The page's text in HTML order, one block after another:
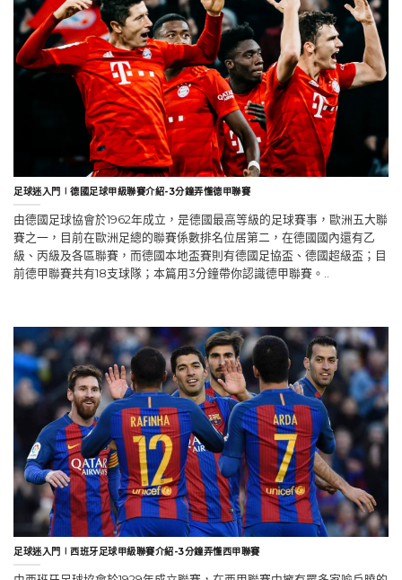
由德國足球協會於1962年成立，是德國最高等級的足球賽事，歐洲五大聯
賽之一，目前在歐洲足總的聯賽係數排名位居第二，在德國國內還有乙
級、丙級及各區聯賽，而德國本地盃賽則有德國足協盃、德國超級盃；目
前德甲聯賽共有18支球隊；本篇用3分鐘帶你認識德甲聯賽。..